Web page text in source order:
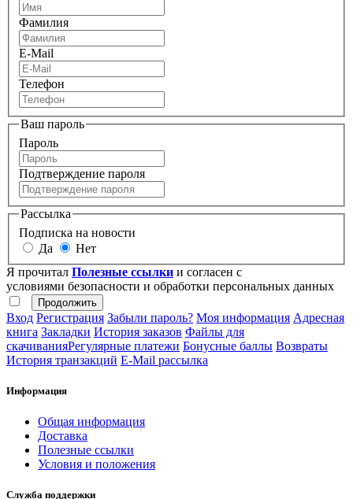
Фамилия
E-Mail
Телефон
Ваш пароль
Пароль
Подтверждение пароля
Рассылка
Подписка на новости
Да
Нет
Я прочитал Полезные ссылки и согласен с
условиями безопасности и обработки персональных данных
Вход Регистрация Забыли пароль? Моя информация Адресная
книга Закладки История заказов Файлы для
скачиванияРегулярные платежи Бонусные баллы Возвраты
История транзакций E-Mail рассылка
Информация
Общая информация
Доставка
Полезные ссылки
Условия и положения
Служба поддержки